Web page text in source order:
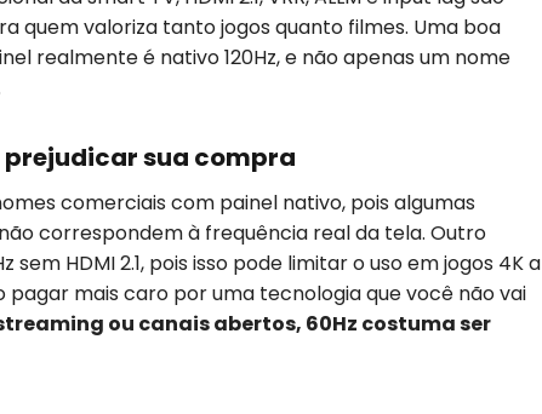
quem valoriza tanto jogos quanto filmes. Uma boa
realmente é nativo 120Hz, e não apenas um nome
prejudicar sua compra
comerciais com painel nativo, pois algumas
correspondem à frequência real da tela. Outro
sem HDMI 2.1, pois isso pode limitar o uso em jogos 4K a
pagar mais caro por uma tecnologia que você não vai
ou canais abertos, 60Hz costuma ser